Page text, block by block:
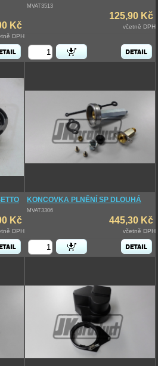
Kč
DPH
MVAT3513
125,90 Kč
včetně DPH
Kč
DPH
KONCOVKA PLNĚNÍ SP DLOUHÁ
MVAT3306
445,30 Kč
včetně DPH